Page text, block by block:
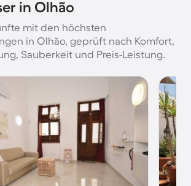
in Olhão
mit den höchsten
in Olhão, geprüft nach Komfort,
Sauberkeit und Preis-Leistung.